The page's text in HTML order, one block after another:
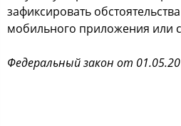
зафиксировать
мобильного приложения или
Федеральный закон от